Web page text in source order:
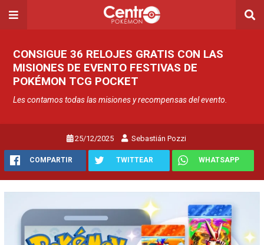
CONSIGUE 36 RELOJES GRATIS CON LAS
MISIONES DE EVENTO FESTIVAS DE
POKÉMON TCG POCKET
Les contamos todas las misiones y recompensas del evento.
25/12/2025 Sebastián Pozzi
COMPARTIR TWITTEAR WHATSAPP